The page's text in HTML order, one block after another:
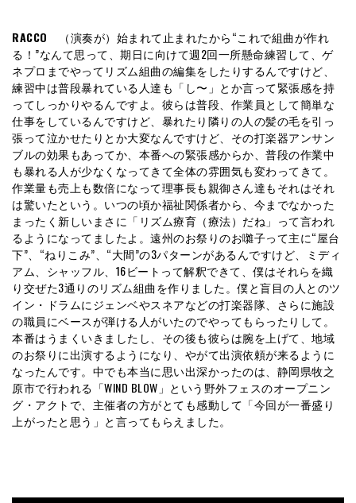
RACCO （演奏が）始まれて止まれたから“これで組曲が作れ
る！”なんて思って、期日に向けて週2回一所懸命練習して、ゲ
ネプロまでやってリズム組曲の編集をしたりするんですけど、
練習中は普段暴れている人達も「し〜」とか言って緊張感を持
ってしっかりやるんですよ。彼らは普段、作業員として簡単な
仕事をしているんですけど、暴れたり隣りの人の髪の毛を引っ
張って泣かせたりとか大変なんですけど、その打楽器アンサン
ブルの効果もあってか、本番への緊張感からか、普段の作業中
も暴れる人が少なくなってきて全体の雰囲気も変わってきて。
作業量も売上も数倍になって理事長も親御さん達もそれはそれ
は驚いたという。いつの頃か福祉関係者から、今までなかった
まったく新しいまさに「リズム療育（療法）だね」って言われ
るようになってましたよ。遠州のお祭りのお囃子って主に“屋台
下”、“ねりこみ”、“大間”の3パターンがあるんですけど、ミディ
アム、シャッフル、16ビートって解釈できて、僕はそれらを織
り交ぜた3通りのリズム組曲を作りました。僕と盲目の人とのツ
イン・ドラムにジェンベやスネアなどの打楽器隊、さらに施設
の職員にベースが弾ける人がいたのでやってもらったりして。
本番はうまくいきましたし、その後も彼らは腕を上げて、地域
のお祭りに出演するようになり、やがて出演依頼が来るように
なったんです。中でも本当に思い出深かったのは、静岡県牧之
原市で行われる「WIND BLOW」という野外フェスのオープニン
グ・アクトで、主催者の方がとても感動して「今回が一番盛り
上がったと思う」と言ってもらえました。